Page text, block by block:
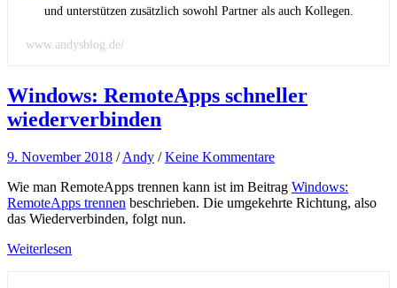
und unterstützen zusätzlich sowohl Partner als auch Kollegen.
www.andysblog.de/
Windows: RemoteApps schneller
wiederverbinden
9. November 2018 /Andy /Keine Kommentare
Wie man RemoteApps trennen kann ist im Beitrag Windows:
RemoteApps trennen beschrieben. Die umgekehrte Richtung, also
das Wiederverbinden, folgt nun.
Weiterlesen